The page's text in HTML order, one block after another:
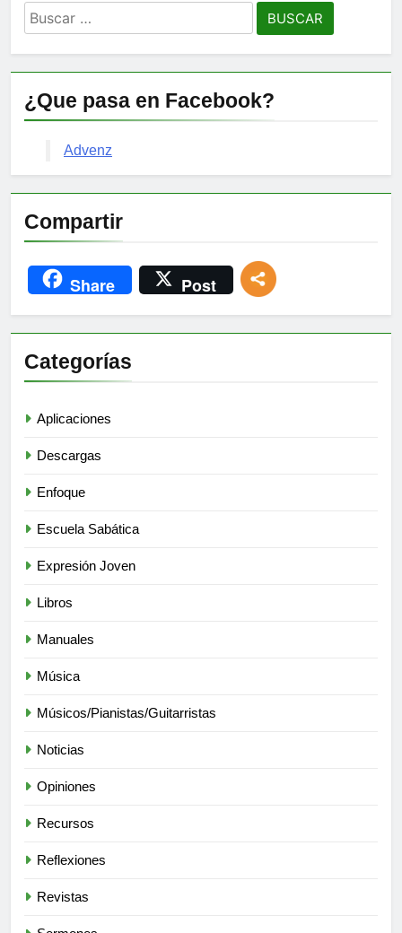
Buscar:
¿Que pasa en Facebook?
Advenz
Compartir
Share Post
Categorías
Aplicaciones
Descargas
Enfoque
Escuela Sabática
Expresión Joven
Libros
Manuales
Música
Músicos/Pianistas/Guitarristas
Noticias
Opiniones
Recursos
Reflexiones
Revistas